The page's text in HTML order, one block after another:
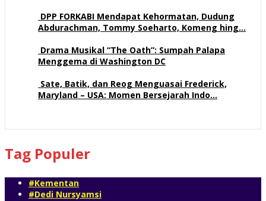
DPP FORKABI Mendapat Kehormatan, Dudung
Abdurachman, Tommy Soeharto, Komeng hing…
Drama Musikal “The Oath”: Sumpah Palapa
Menggema di Washington DC
Sate, Batik, dan Reog Menguasai Frederick,
Maryland – USA: Momen Bersejarah Indo…
Tag Populer
#Kementan
#Dedi Nursyamsi